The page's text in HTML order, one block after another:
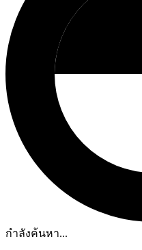
กำลังค้นหา...